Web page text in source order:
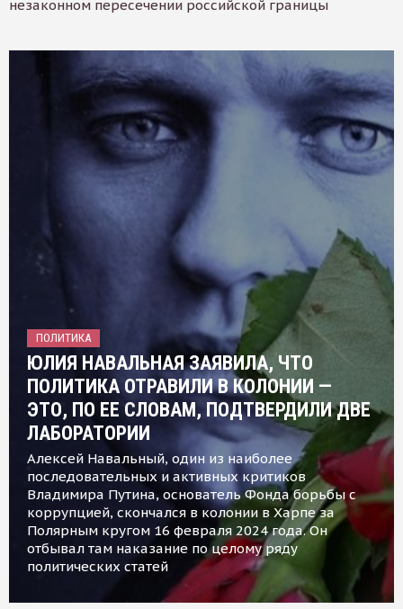
незаконном пересечении российской границы
ПОЛИТИКА
ЮЛИЯ НАВАЛЬНАЯ ЗАЯВИЛА, ЧТО
ПОЛИТИКА ОТРАВИЛИ В КОЛОНИИ —
ЭТО, ПО ЕЕ СЛОВАМ, ПОДТВЕРДИЛИ ДВЕ
ЛАБОРАТОРИИ
Алексей Навальный, один из наиболее
последовательных и активных критиков
Владимира Путина, основатель Фонда борьбы с
коррупцией, скончался в колонии в Харпе за
Полярным кругом 16 февраля 2024 года. Он
отбывал там наказание по целому ряду
политических статей